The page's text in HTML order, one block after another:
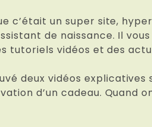
c’était un super site,
de naissance. Il
tutoriels vidéos et des
deux vidéos explicatives
d’un cadeau. Quand